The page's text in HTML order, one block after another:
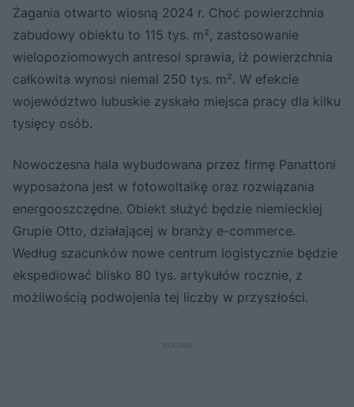
Żagania otwarto wiosną 2024 r. Choć powierzchnia
zabudowy obiektu to 115 tys. m², zastosowanie
wielopoziomowych antresol sprawia, iż powierzchnia
całkowita wynosi niemal 250 tys. m². W efekcie
województwo lubuskie zyskało miejsca pracy dla kilku
tysięcy osób.
Nowoczesna hala wybudowana przez firmę Panattoni
wyposażona jest w fotowoltaikę oraz rozwiązania
energooszczędne. Obiekt służyć będzie niemieckiej
Grupie Otto, działającej w branży e-commerce.
Według szacunków nowe centrum logistycznie będzie
ekspediować blisko 80 tys. artykułów rocznie, z
możliwością podwojenia tej liczby w przyszłości.